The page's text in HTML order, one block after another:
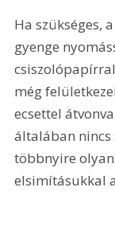
Ha szükséges,
gyenge
még
ecsettel
általában nincs
többnyire
elsimításukkal